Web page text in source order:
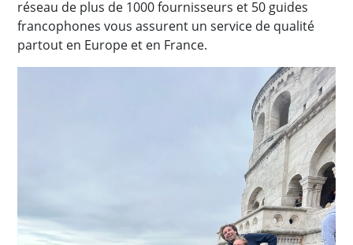
réseau de plus de 1000 fournisseurs et 50 guides
francophones vous assurent un service de qualité
partout en Europe et en France.